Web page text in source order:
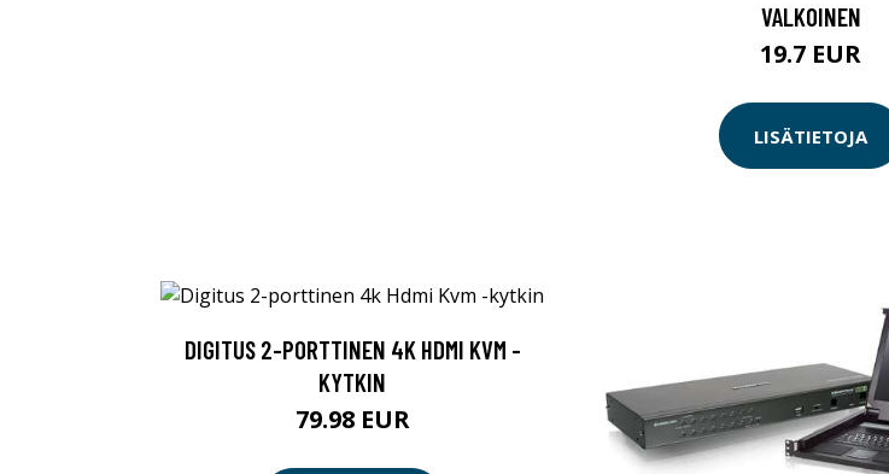
VALKOINEN
19.7 EUR
LISÄTIETOJA
DIGITUS 2-PORTTINEN 4K HDMI KVM -
KYTKIN
79.98 EUR